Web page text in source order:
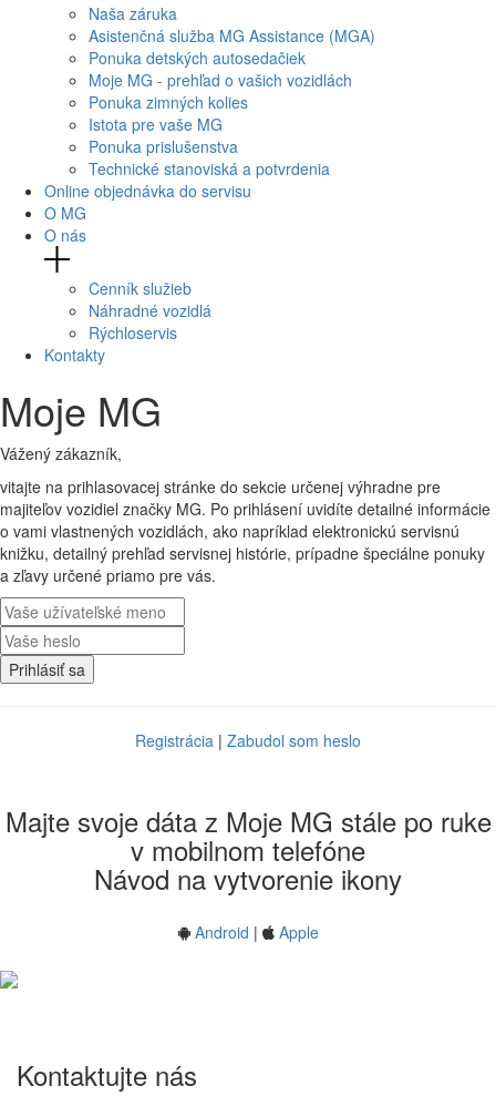
Naša záruka
Asistenčná služba MG Assistance (MGA)
Ponuka detských autosedačiek
Moje MG - prehľad o vašich vozidlách
Ponuka zimných kolies
Istota pre vaše MG
Ponuka prislušenstva
Technické stanoviská a potvrdenia
Online objednávka do servisu
O MG
O nás
Cenník služieb
Náhradné vozidlá
Rýchloservis
Kontakty
Moje MG
Vážený zákazník,
vitajte na prihlasovacej stránke do sekcie určenej výhradne pre
majiteľov vozidiel značky MG. Po prihlásení uvidíte detailné informácie
o vami vlastnených vozidlách, ako napríklad elektronickú servisnú
knižku, detailný prehľad servisnej histórie, prípadne špeciálne ponuky
a zľavy určené priamo pre vás.
Prihlásiť sa
Registrácia | Zabudol som heslo
Majte svoje dáta z Moje MG stále po ruke
v mobilnom telefóne
Návod na vytvorenie ikony
Android | Apple
Kontaktujte nás